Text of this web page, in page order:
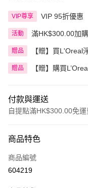
VIP尊享 VIP 95折優惠
活動 滿HK$300.00加
贈品
【贈】買L'Oreal
贈品
【贈】購買
付款與運送
自提點滿HK$300.00免運
信用卡
Apple Pay
商品特色
商品編號
604219